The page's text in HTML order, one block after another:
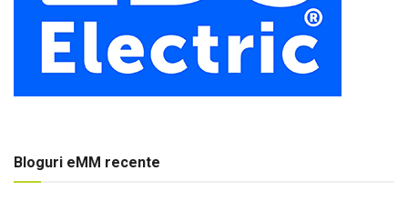
Bloguri eMM recente